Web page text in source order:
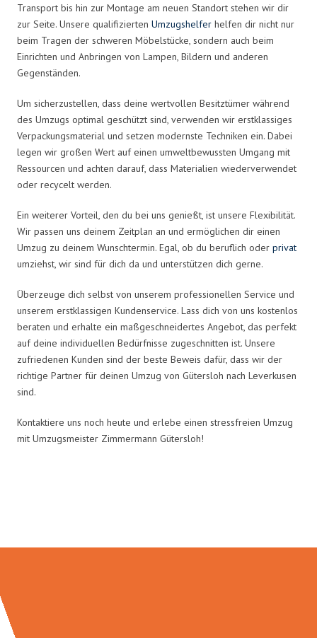
Transport bis hin zur Montage am neuen Standort stehen wir dir
zur Seite. Unsere qualifizierten Umzugshelfer helfen dir nicht nur
beim Tragen der schweren Möbelstücke, sondern auch beim
Einrichten und Anbringen von Lampen, Bildern und anderen
Gegenständen.
Um sicherzustellen, dass deine wertvollen Besitztümer während
des Umzugs optimal geschützt sind, verwenden wir erstklassiges
Verpackungsmaterial und setzen modernste Techniken ein. Dabei
legen wir großen Wert auf einen umweltbewussten Umgang mit
Ressourcen und achten darauf, dass Materialien wiederverwendet
oder recycelt werden.
Ein weiterer Vorteil, den du bei uns genießt, ist unsere Flexibilität.
Wir passen uns deinem Zeitplan an und ermöglichen dir einen
Umzug zu deinem Wunschtermin. Egal, ob du beruflich oder privat
umziehst, wir sind für dich da und unterstützen dich gerne.
Überzeuge dich selbst von unserem professionellen Service und
unserem erstklassigen Kundenservice. Lass dich von uns kostenlos
beraten und erhalte ein maßgeschneidertes Angebot, das perfekt
auf deine individuellen Bedürfnisse zugeschnitten ist. Unsere
zufriedenen Kunden sind der beste Beweis dafür, dass wir der
richtige Partner für deinen Umzug von Gütersloh nach Leverkusen
sind.
Kontaktiere uns noch heute und erlebe einen stressfreien Umzug
mit Umzugsmeister Zimmermann Gütersloh!